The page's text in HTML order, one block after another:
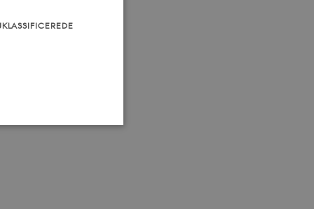
navigation mm.